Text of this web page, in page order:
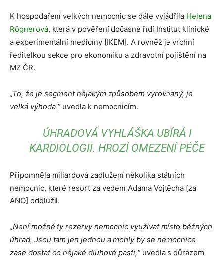
K hospodaření velkých nemocnic se dále vyjádřila Helena
Rögnerová, která v pověření dočasně řídí Institut klinické
a experimentální medicíny [IKEM]. A rovněž je vrchní
ředitelkou sekce pro ekonomiku a zdravotní pojištění na
MZ ČR.
„To, že je segment nějakým způsobem vyrovnaný, je
velká výhoda,“uvedla k nemocnicím.
ÚHRADOVÁ VYHLÁŠKA UBÍRÁ I
KARDIOLOGII. HROZÍ OMEZENÍ PÉČE
Připomněla miliardová zadlužení několika státních
nemocnic, které resort za vedení Adama Vojtěcha [za
ANO] oddlužil.
„Není možné ty rezervy nemocnic využívat místo běžných
úhrad. Jsou tam jen jednou a mohly by se nemocnice
zase dostat do nějaké dluhové pasti,“uvedla s důrazem